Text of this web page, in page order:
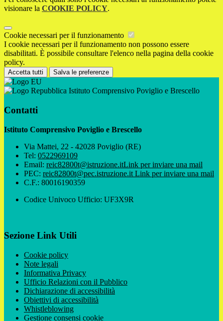
visionare la COOKIE POLICY.
Cookie necessari per il funzionamento
I cookie necessari per il funzionamento non possono essere
disabilitati. È possibile consultare l'elenco nella pagina della cookie
policy.
Accetta tutti Salva le preferenze
Istituto Comprensivo Poviglio e Brescello
Contatti
Istituto Comprensivo Poviglio e Brescello
Via Mattei, 22 - 42028 Poviglio (RE)
Tel: 0522969109
Email: reic82800t@istruzione.itLink per inviare una mail
PEC: reic82800t@pec.istruzione.it Link per inviare una mail
C.F.: 80016190359
Codice Univoco Ufficio: UF3X9R
Sezione Link Utili
Cookie policy
Note legali
Informativa Privacy
Ufficio Relazioni con il Pubblico
Dichiarazione di accessibilità
Obiettivi di accessibilità
Whistleblowing
Gestione consensi cookie